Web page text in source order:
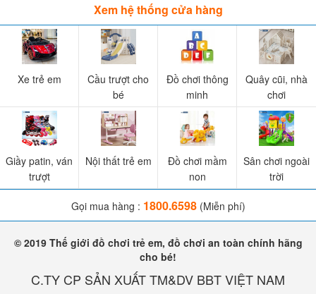
Xem hệ thống cửa hàng
Xe trẻ em
Cầu trượt cho
bé
Đồ chơi thông
minh
Quây cũi, nhà
chơi
Giầy patin, ván
trượt
Nội thất trẻ em
Đồ chơi mầm
non
Sân chơi ngoài
trời
Gọi mua hàng : 1800.6598(Miễn phí)
© 2019 Thế giới đồ chơi trẻ em, đồ chơi an toàn chính hãng
cho bé!
C.TY CP SẢN XUẤT TM&DV BBT VIỆT NAM